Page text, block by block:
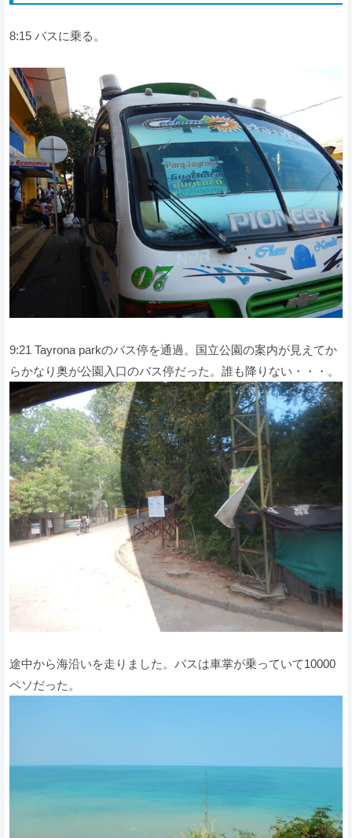
8:15 バスに乗る。
9:21 Tayrona parkのバス停を通過。国立公園の案内が見えてか
らかなり奥が公園入口のバス停だった。誰も降りない・・・。
途中から海沿いを走りました。バスは車掌が乗っていて10000
ペソだった。